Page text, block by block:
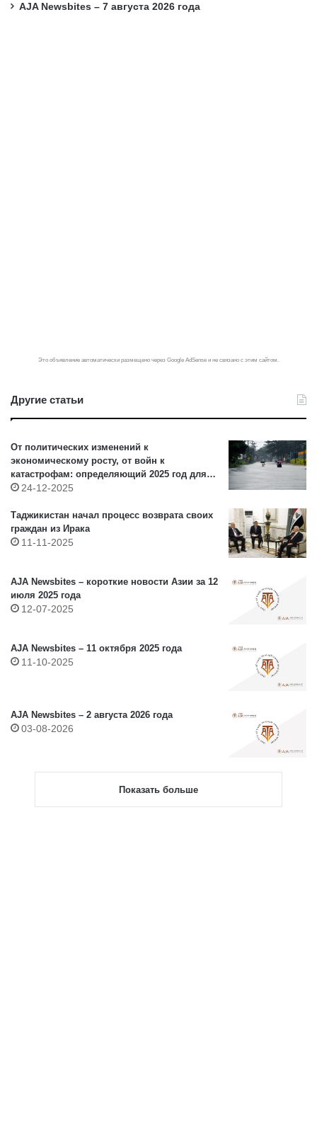
AJA Newsbites – 7 августа 2026 года
Это объявление автоматически размещено через Google AdSense и не связано с этим сайтом.
Другие статьи
От политических изменений к
экономическому росту, от войн к
катастрофам: определяющий 2025 год для
Азии (VI) – Шри Ланка
24-12-2025
Таджикистан начал процесс возврата своих
граждан из Ирака
11-11-2025
AJA Newsbites – короткие новости Азии за 12
июля 2025 года
12-07-2025
AJA Newsbites – 11 октября 2025 года
11-10-2025
AJA Newsbites – 2 августа 2026 года
03-08-2026
Показать больше